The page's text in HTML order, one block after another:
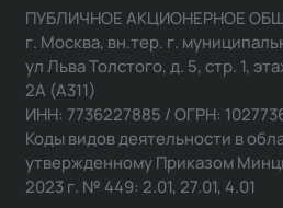
ПУБЛИЧНОЕ АКЦИОНЕРНОЕ
г. Москва, вн.тер. г.
ул Льва Толстого, д. 5, стр. 1,
2А (А311)
ИНН: 7736227885 / ОГРН:
Коды видов деятельности в
утвержденному Приказом
2023 г. № 449: 2.01, 27.01, 4.01